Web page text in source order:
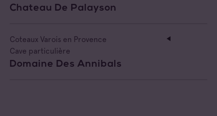
Chateau De Palayson
Coteaux Varois en Provence
Cave particulière
Domaine Des Annibals